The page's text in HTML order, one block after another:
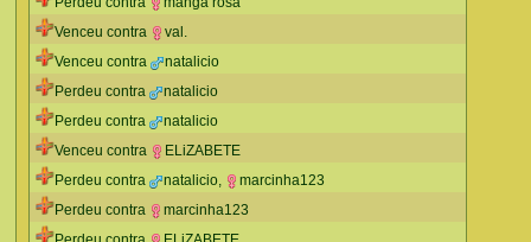
Venceu contra
val.
Venceu contra
natalicio
Perdeu contra
natalicio
Perdeu contra
natalicio
Venceu contra
ELiZABETE
Perdeu contra
natalicio,
marcinha123
Perdeu contra
marcinha123